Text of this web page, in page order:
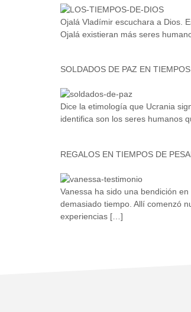
Ojalá Vladímir escuchara a Dios.
Ojalá existieran más seres
SOLDADOS DE PAZ EN
Dice la etimología que Ucrania
identifica son los seres humanos
REGALOS EN TIEMPOS DE
Vanessa ha sido una bendición
demasiado tiempo. Allí comenzó
experiencias […]